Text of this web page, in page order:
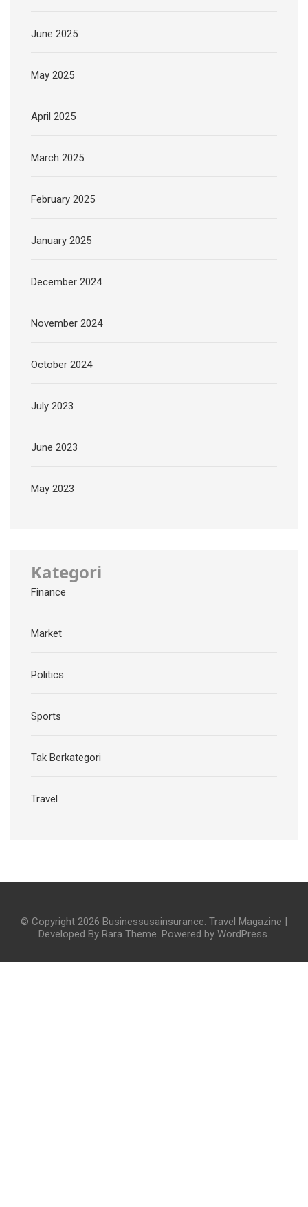
June 2025
May 2025
April 2025
March 2025
February 2025
January 2025
December 2024
November 2024
October 2024
July 2023
June 2023
May 2023
Kategori
Finance
Market
Politics
Sports
Tak Berkategori
Travel
© Copyright 2026 Businessusainsurance. Travel Magazine |
Developed By Rara Theme. Powered by WordPress.